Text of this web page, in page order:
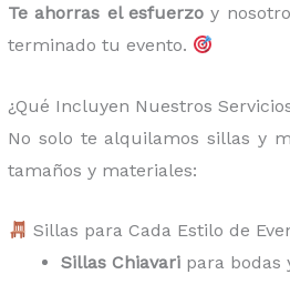
Te ahorras el esfuerzo y
terminado tu evento.
¿Qué Incluyen Nuestros
No solo te alquilamos sillas y
tamaños y materiales:
Sillas para Cada Estilo de
Sillas Chiavari para bodas